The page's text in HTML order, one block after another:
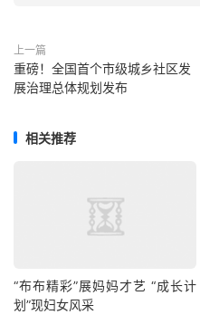
上一篇
重磅！全国首个市级城乡社区发
展治理总体规划发布
相关推荐
“布布精彩”展妈妈才艺 “成长计
划”现妇女风采